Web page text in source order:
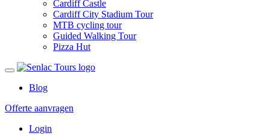
Cardiff Castle
Cardiff City Stadium Tour
MTB cycling tour
Guided Walking Tour
Pizza Hut
Blog
Offerte aanvragen
Login